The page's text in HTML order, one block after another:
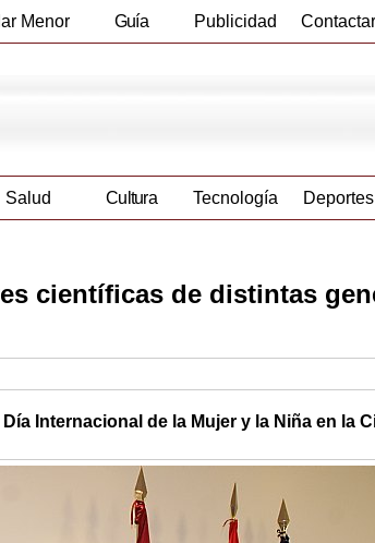
Menor Guía Publicidad Contactar
Salud Cultura Tecnología Deportes
científicas de distintas
Internacional de la Mujer y la Niña en la